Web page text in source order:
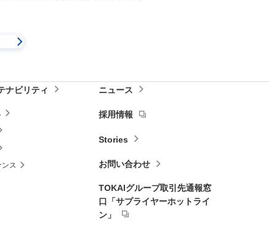
ナビリティ
ス
ニュース
採用情報
Stories
お問い合わせ
TOKAIグループ取引先通報窓
口 「サプライヤーホットライ
ン」